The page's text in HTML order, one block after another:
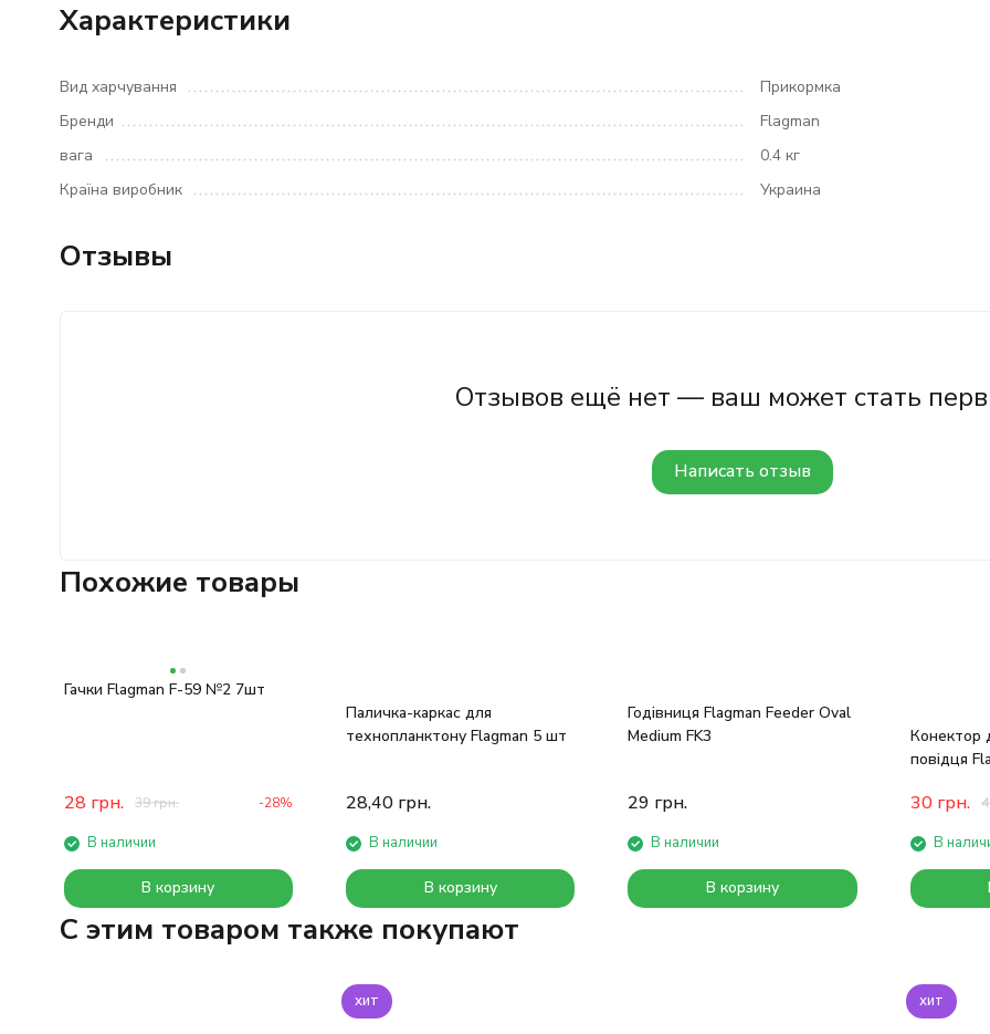
Характеристики
Вид харчування
Прикормка
Бренди
Flagman
вага
0.4 кг
Країна виробник
Украина
Отзывы
Отзывов ещё нет — ваш может стать
Написать отзыв
Похожие товары
Гачки Flagman F-59 №2 7шт
28 грн. 39грн. -28%
В наличии
В корзину
Паличка-каркас для
технопланктону Flagman 5 шт
28,40 грн.
В наличии
В корзину
Годівниця Flagman Feeder Oval
Medium FK3
29 грн.
В наличии
В корзину
Конектор
повідця
30 грн.
В
C этим товаром также покупают
хит хит